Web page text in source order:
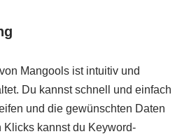
Mangools ist intuitiv und
Du kannst schnell und einfach
und die gewünschten Daten
Klicks kannst du Keyword-